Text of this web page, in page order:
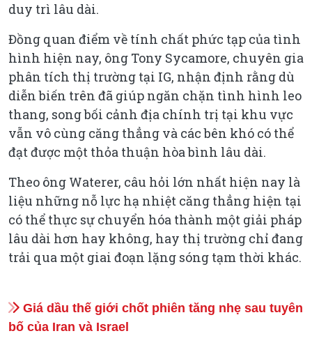
duy trì lâu dài.
Đồng quan điểm về tính chất phức tạp của tình
hình hiện nay, ông Tony Sycamore, chuyên gia
phân tích thị trường tại IG, nhận định rằng dù
diễn biến trên đã giúp ngăn chặn tình hình leo
thang, song bối cảnh địa chính trị tại khu vực
vẫn vô cùng căng thẳng và các bên khó có thể
đạt được một thỏa thuận hòa bình lâu dài.
Theo ông Waterer, câu hỏi lớn nhất hiện nay là
liệu những nỗ lực hạ nhiệt căng thẳng hiện tại
có thể thực sự chuyển hóa thành một giải pháp
lâu dài hơn hay không, hay thị trường chỉ đang
trải qua một giai đoạn lặng sóng tạm thời khác.
Giá dầu thế giới chốt phiên tăng nhẹ sau tuyên
bố của Iran và Israel